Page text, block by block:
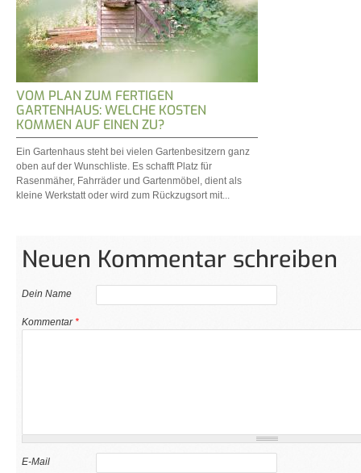
VOM PLAN ZUM FERTIGEN
GARTENHAUS: WELCHE KOSTEN
KOMMEN AUF EINEN ZU?
Ein Gartenhaus steht bei vielen Gartenbesitzern ganz
oben auf der Wunschliste. Es schafft Platz für
Rasenmäher, Fahrräder und Gartenmöbel, dient als
kleine Werkstatt oder wird zum Rückzugsort mit...
Neuen Kommentar schreiben
Dein Name
Kommentar*
E-Mail